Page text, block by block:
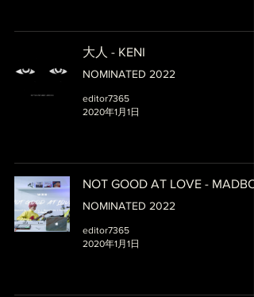
大人 - KENI
NOMINATED 2022
editor7365
2020年1月1日
NOT GOOD AT LOVE -
NOMINATED 2022
editor7365
2020年1月1日